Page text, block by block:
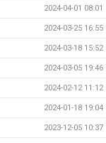
2024-04-01 08:01
2024-03-25 16:55
2024-03-18 15:52
2024-03-05 19:46
2024-02-12 11:12
2024-01-18 19:04
2023-12-05 10:37